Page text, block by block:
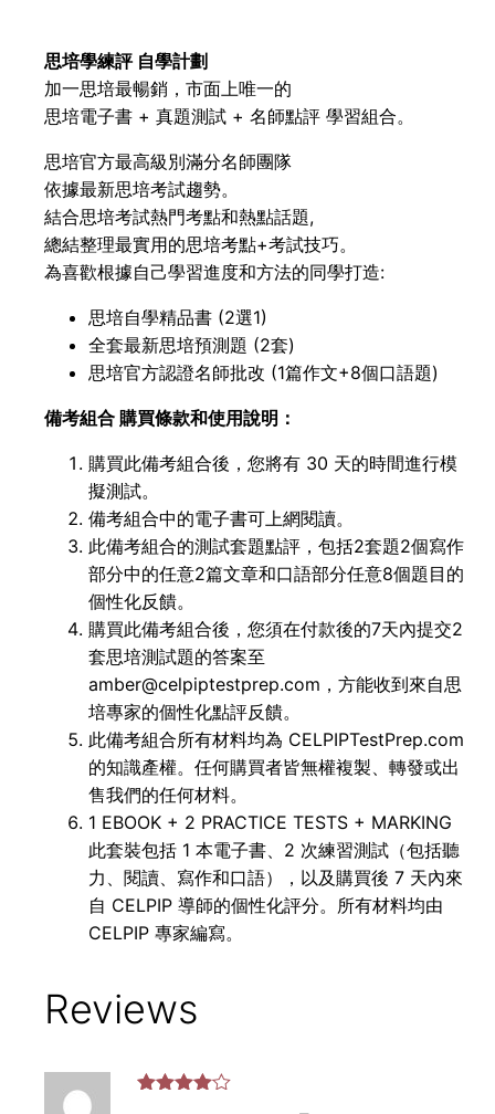
思培學練評 自學計劃
加一思培最暢銷，市面上唯一的
思培電子書 + 真題測試 + 名師點評 學習組合。
思培官方最高級別滿分名師團隊
依據最新思培考試趨勢。
結合思培考試熱門考點和熱點話題,
總結整理最實用的思培考點+考試技巧。
為喜歡根據自己學習進度和方法的同學打造:
思培自學精品書 (2選1)
全套最新思培預測題 (2套)
思培官方認證名師批改 (1篇作文+8個口語題)
備考組合 購買條款和使用說明：
購買此備考組合後，您將有 30 天的時間進行模
擬測試。
備考組合中的電子書可上網閱讀。
此備考組合的測試套題點評，包括2套題2個寫作
部分中的任意2篇文章和口語部分任意8個題目的
個性化反饋。
購買此備考組合後，您須在付款後的7天內提交2
套思培測試題的答案至
amber@celpiptestprep.com，方能收到來自思
培專家的個性化點評反饋。
此備考組合所有材料均為 CELPIPTestPrep.com
的知識產權。任何購買者皆無權複製、轉發或出
售我們的任何材料。
1 EBOOK + 2 PRACTICE TESTS + MARKING
此套裝包括 1 本電子書、2 次練習測試（包括聽
力、閱讀、寫作和口語），以及購買後 7 天內來
自 CELPIP 導師的個性化評分。所有材料均由
CELPIP 專家編寫。
Reviews